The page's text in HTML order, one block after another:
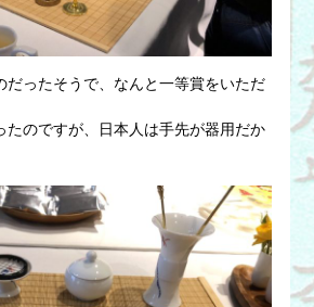
だったそうで、なんと一等賞をいただ
たのですが、日本人は手先が器用だか